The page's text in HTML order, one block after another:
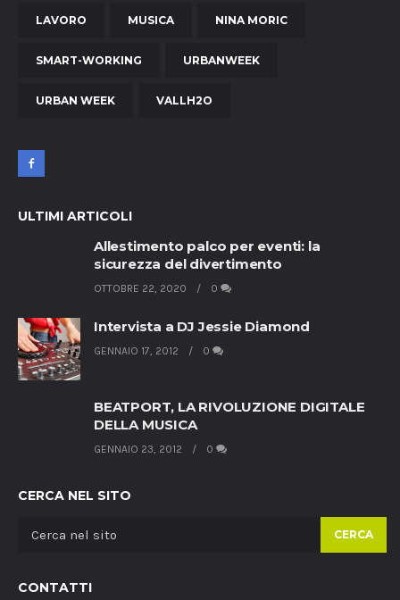
LAVORO MUSICA NINA MORIC
SMART-WORKING URBANWEEK
URBAN WEEK VALLH2O
ULTIMI ARTICOLI
Allestimento palco per eventi: la
sicurezza del divertimento
OTTOBRE 22, 2020 0
Intervista a DJ Jessie Diamond
GENNAIO 17, 2012 0
BEATPORT, LA RIVOLUZIONE DIGITALE
DELLA MUSICA
GENNAIO 23, 2012 0
CERCA NEL SITO
CERCA
CONTATTI